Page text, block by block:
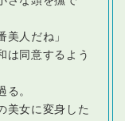
美人だね」
は同意するよう
。
美女に変身した